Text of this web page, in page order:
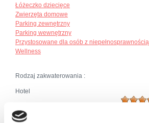
Łóżeczko dziecięce
Zwierzęta domowe
Parking zewnętrzny
Parking wewnętrzny
Przystosowane dla osób z niepełnosprawnością
Wellness
Rodzaj zakwaterowania :
Hotel
Broj jedinica: